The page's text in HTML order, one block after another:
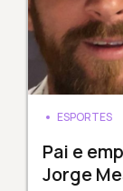
ESPORTES
Pai e
Jorge